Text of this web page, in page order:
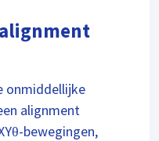
onmiddellijke
alignment
bewegingen,